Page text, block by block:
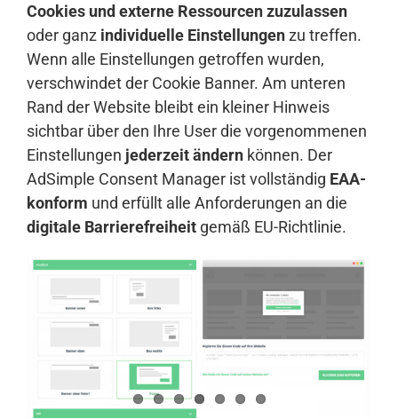
Cookies und externe Ressourcen zuzulassen
oder ganz individuelle Einstellungenzu treffen.
Wenn alle Einstellungen getroffen wurden,
verschwindet der Cookie Banner. Am unteren
Rand der Website bleibt ein kleiner Hinweis
sichtbar über den Ihre User die vorgenommenen
Einstellungen jederzeit ändern können. Der
AdSimple Consent Manager ist vollständig EAA-
konform und erfüllt alle Anforderungen an die
digitale Barrierefreiheit gemäß EU-Richtlinie.